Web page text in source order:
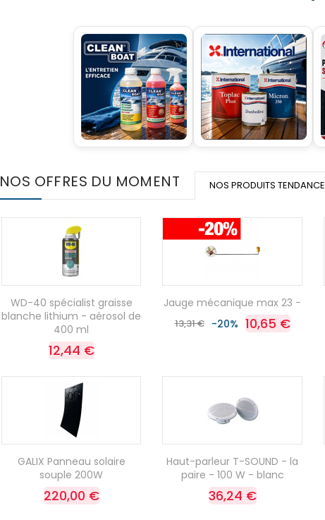
Découvrir →
NOS OFFRES DU MOMENT NOS PRODUITS TENDANCE
WD-40 spécialist graisse
blanche lithium - aérosol de
400 ml
12,44 €
Jauge mécanique max 23 -
13,31 € -20% 10,65 €
GALIX Panneau solaire
souple 200W
220,00 €
Haut-parleur T-SOUND - la
paire - 100 W - blanc
36,24 €